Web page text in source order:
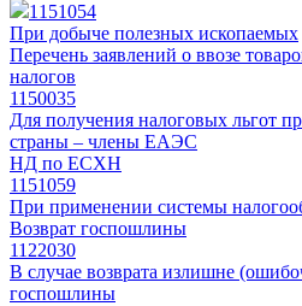
1151054
При добыче полезных ископаемых
Перечень заявлений о ввозе
налогов
1150035
Для получения налоговых льгот
страны – члены ЕАЭС
НД по ЕСХН
1151059
При применении системы
Возврат госпошлины
1122030
В случае возврата излишне
госпошлины